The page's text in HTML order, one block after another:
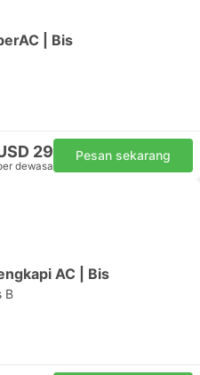
| Bis
29
dewasa
Pesan sekarang
AC | Bis
B